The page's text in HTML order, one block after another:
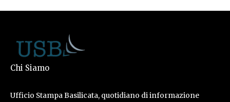
Chi Siamo
Ufficio Stampa Basilicata, quotidiano di informazione